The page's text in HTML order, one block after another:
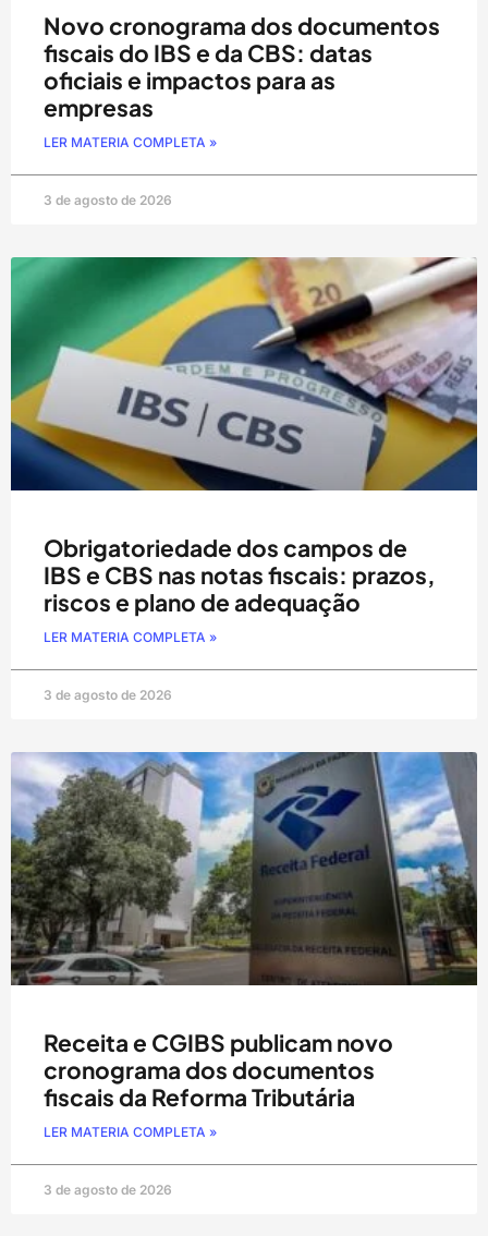
Novo cronograma dos documentos
fiscais do IBS e da CBS: datas
oficiais e impactos para as
empresas
LER MATERIA COMPLETA »
3 de agosto de 2026
Obrigatoriedade dos campos de
IBS e CBS nas notas fiscais: prazos,
riscos e plano de adequação
LER MATERIA COMPLETA »
3 de agosto de 2026
Receita e CGIBS publicam novo
cronograma dos documentos
fiscais da Reforma Tributária
LER MATERIA COMPLETA »
3 de agosto de 2026